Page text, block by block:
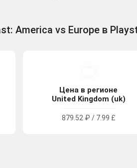
America vs Europe в
Цена в регионе
United Kingdom (uk)
879.52 ₽ / 7.99 £